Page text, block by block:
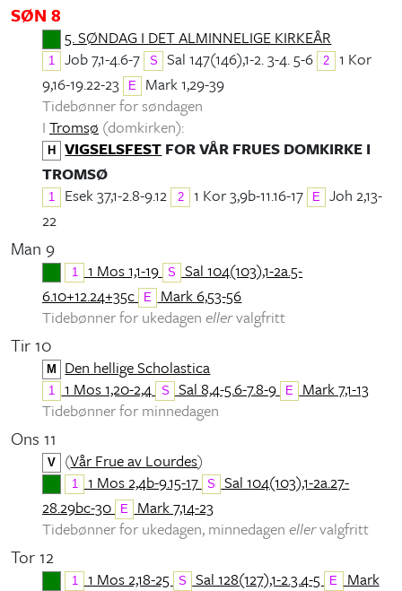
SØN 8
5. SØNDAG I DET ALMINNELIGE KIRKEÅR
1 Job 7,1-4.6-7 S Sal 147(146),1-2. 3-4. 5-6 2
1 Kor
9,16-19.22-23
E
Mark 1,29-39
Tidebønner for søndagen
I Tromsø (domkirken):
H VIGSELSFEST FOR VÅR FRUES DOMKIRKE I
TROMSØ
1 Esek 37,1-2.8-9.12 2 1 Kor 3,9b-11.16-17 E
Joh 2,13-
22
Man 9
1 1 Mos 1,1-19 S
Sal 104(103),1-2a.5-
6.10+12.24+35c
E
Mark 6,53-56
Tidebønner for ukedagen ellervalgfritt
Tir 10
M Den hellige Scholastica
1 1 Mos 1,20-2,4 S Sal 8,4-5.6-7.8-9 E
Mark 7,1-13
Tidebønner for minnedagen
Ons 11
V (Vår Frue av Lourdes)
1 1 Mos 2,4b-9.15-17 S
Sal 104(103),1-2a.27-
28.29bc-30
E
Mark 7,14-23
Tidebønner for ukedagen, minnedagen ellervalgfritt
Tor 12
1 1 Mos 2,18-25 S Sal 128(127),1-2.3.4-5 E Mark